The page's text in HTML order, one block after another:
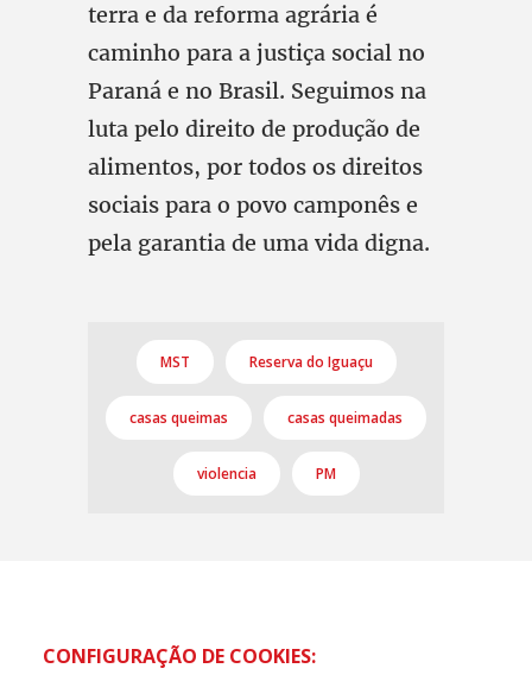
terra e da reforma agrária é
caminho para a justiça social no
Paraná e no Brasil. Seguimos na
luta pelo direito de produção de
alimentos, por todos os direitos
sociais para o povo camponês e
pela garantia de uma vida digna.
MST Reserva do Iguaçu
casas queimas casas queimadas
violencia PM
CONFIGURAÇÃO DE COOKIES: